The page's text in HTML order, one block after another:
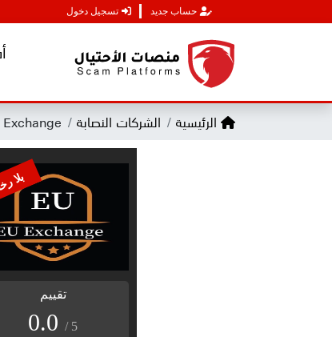
حساب جديد تسجيل دخول
الرئيسية الشركات النصابة
بلا
تقييم
0.0 / 5